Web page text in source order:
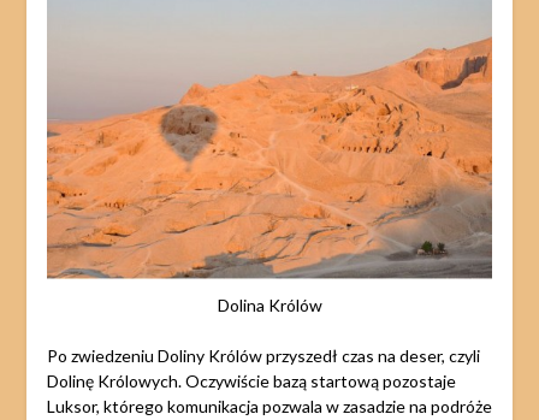
Dolina Królów
Po zwiedzeniu Doliny Królów przyszedł czas na deser, czyli
Dolinę Królowych. Oczywiście bazą startową pozostaje
Luksor, którego komunikacja pozwala w zasadzie na podróże